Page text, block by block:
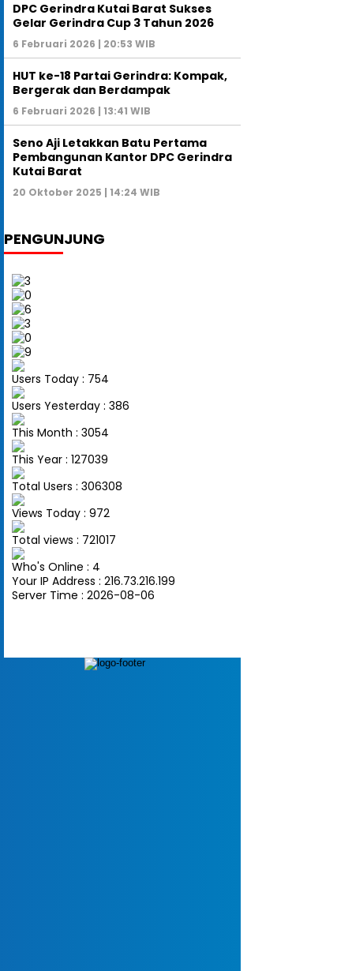
DPC Gerindra Kutai Barat Sukses
Gelar Gerindra Cup 3 Tahun 2026
6 Februari 2026 | 20:53 WIB
HUT ke-18 Partai Gerindra: Kompak,
Bergerak dan Berdampak
6 Februari 2026 | 13:41 WIB
Seno Aji Letakkan Batu Pertama
Pembangunan Kantor DPC Gerindra
Kutai Barat
20 Oktober 2025 | 14:24 WIB
PENGUNJUNG
Users Today : 754
Users Yesterday : 386
This Month : 3054
This Year : 127039
Total Users : 306308
Views Today : 972
Total views : 721017
Who's Online : 4
Your IP Address : 216.73.216.199
Server Time : 2026-08-06